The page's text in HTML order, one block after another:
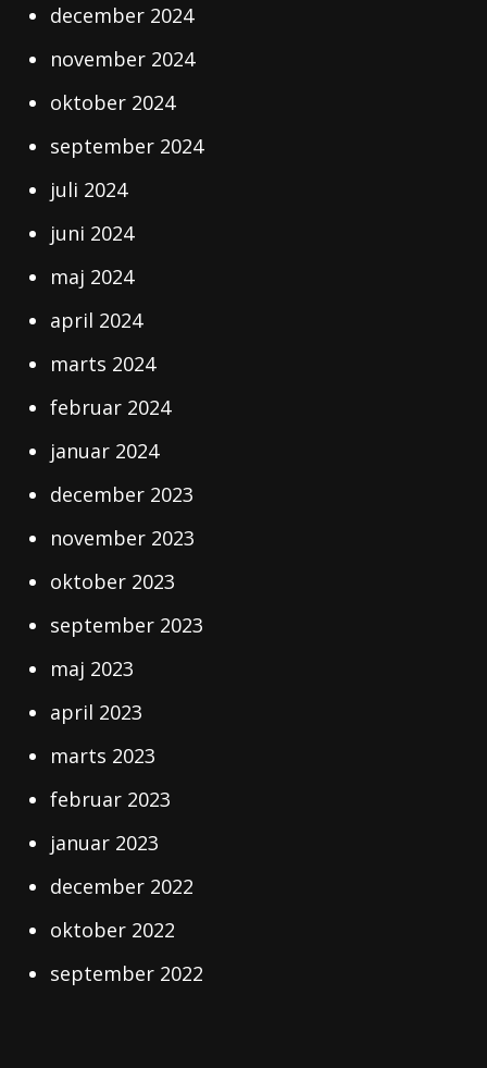
december 2024
november 2024
oktober 2024
september 2024
juli 2024
juni 2024
maj 2024
april 2024
marts 2024
februar 2024
januar 2024
december 2023
november 2023
oktober 2023
september 2023
maj 2023
april 2023
marts 2023
februar 2023
januar 2023
december 2022
oktober 2022
september 2022